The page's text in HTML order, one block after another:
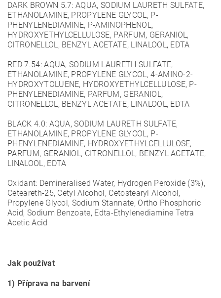
DARK BROWN 5.7: AQUA, SODIUM LAURETH SULFATE,
ETHANOLAMINE, PROPYLENE GLYCOL, P-
PHENYLENEDIAMINE, P-AMINOPHENOL,
HYDROXYETHYLCELLULOSE, PARFUM, GERANIOL,
CITRONELLOL, BENZYL ACETATE, LINALOOL, EDTA
RED 7.54: AQUA, SODIUM LAURETH SULFATE,
ETHANOLAMINE, PROPYLENE GLYCOL, 4-AMINO-2-
HYDROXYTOLUENE, HYDROXYETHYLCELLULOSE, P-
PHENYLENEDIAMINE, PARFUM, GERANIOL,
CITRONELLOL, BENZYL ACETATE, LINALOOL, EDTA
BLACK 4.0: AQUA, SODIUM LAURETH SULFATE,
ETHANOLAMINE, PROPYLENE GLYCOL, P-
PHENYLENEDIAMINE, HYDROXYETHYLCELLULOSE,
PARFUM, GERANIOL, CITRONELLOL, BENZYL ACETATE,
LINALOOL, EDTA
Oxidant: Demineralised Water, Hydrogen Peroxide (3%),
Ceteareth-25, Cetyl Alcohol, Cetostearyl Alcohol,
Propylene Glycol, Sodium Stannate, Ortho Phosphoric
Acid, Sodium Benzoate, Edta-Ethylenediamine Tetra
Acetic Acid
Jak používat
1) Příprava na barvení